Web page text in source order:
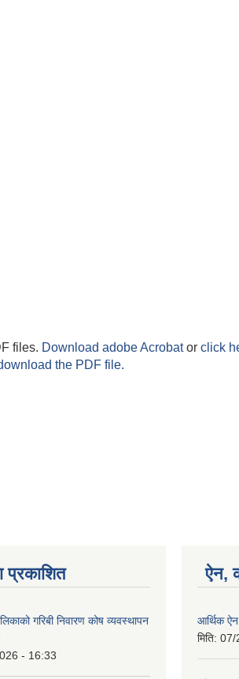
files. Download adobe Acrobator click
the PDF file.
प्रकाशित
गरिबी निवारण कोष व्यवस्थापन
- 16:33
ऐन,
आर्थिक
मिति: 07/